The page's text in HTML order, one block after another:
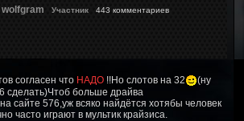
wolfgram Участник 443 комментариев
согласен что НАДО !!Но слотов на 32
(ну
сделать)Чтоб больше драйва
сайте 576,уж всяко найдётся хотябы человек
часто играют в мультик крайзиса.